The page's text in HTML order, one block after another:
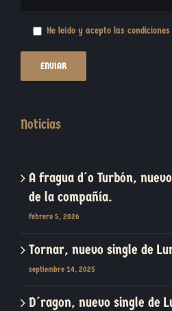
He leído y acepto las condiciones
Noticias
A fragua d´o Turbón,
de la compañía.
febrero 5, 2026
Tornar, nuevo single de
septiembre 14, 2025
D´ragon, nuevo single de